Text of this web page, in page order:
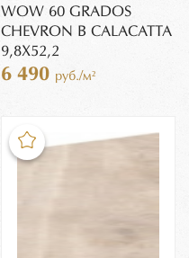
WOW 60 GRADOS
CHEVRON B CALACATTA
9,8X52,2
6 490 руб./м²